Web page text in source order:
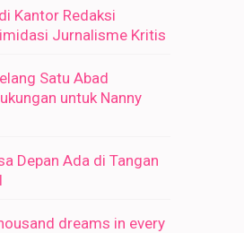
Kantor Redaksi
Jurnalisme Kritis
Satu Abad
untuk Nanny
Depan Ada di Tangan
dreams in every